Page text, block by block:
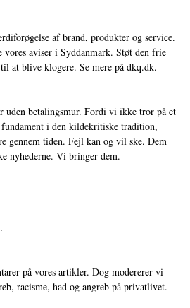
af brand, produkter og service.
aviser i Syddanmark. Støt den frie
at blive klogere. Se mere på dkq.dk.
uden betalingsmur. Fordi vi ikke tror på et
i den kildekritiske tradition,
gennem tiden. Fejl kan og vil ske. Dem
nyhederne. Vi bringer dem.
på vores artikler. Dog modererer vi
racisme, had og angreb på privatlivet.